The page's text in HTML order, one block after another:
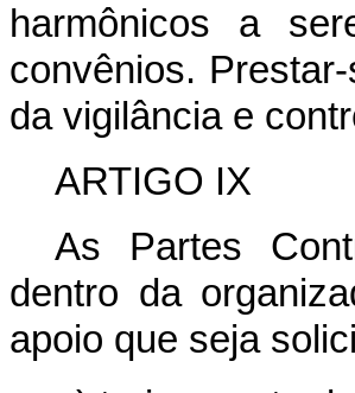
harmônicos a
convênios.
da vigilância e
ARTIGO IX
As Partes
dentro da
apoio que seja